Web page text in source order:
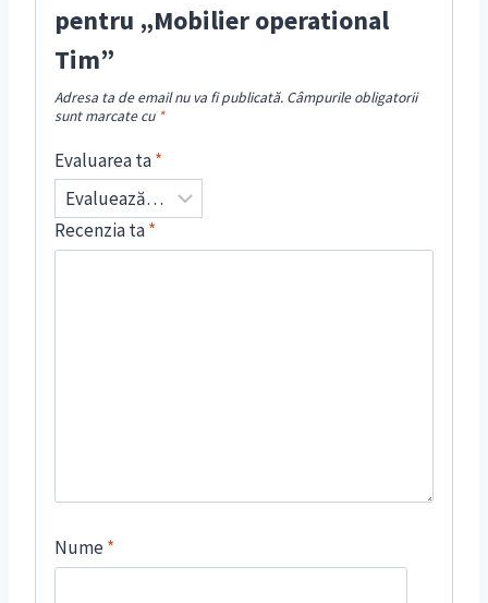
pentru „Mobilier operational
Tim”
Adresa ta de email nu va fi publicată. Câmpurile obligatorii
sunt marcate cu *
Evaluarea ta*
Recenzia ta*
Nume*